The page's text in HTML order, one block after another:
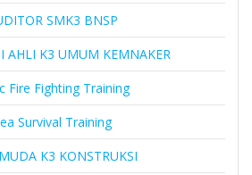
SMK3 BNSP
AHLI K3 UMUM KEMNAKER
Fire Fighting Training
Survival Training
K3 KONSTRUKSI